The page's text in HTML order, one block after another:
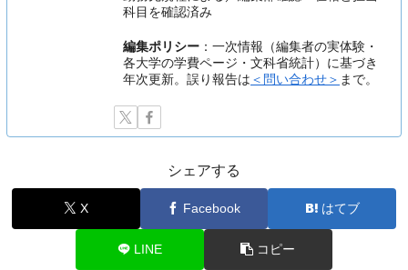
科目を確認済み
編集ポリシー ：一次情報（編集者の実体験・
各大学の学費ページ・文科省統計）に基づき
年次更新。誤り報告は ＜問い合わせ＞ まで。
シェアする
X Facebook はてブ
LINE コピー